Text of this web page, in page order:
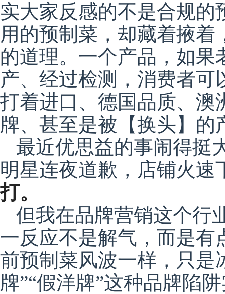
实大家反感的不是合规
用的预制菜，却藏着掖
的道理。一个产品，如
产、经过检测，消费者
打着进口、德国品质、澳
牌、甚至是被【换头】
最近优思益的事闹得挺
明星连夜道歉，店铺火速
打。
但我在品牌营销这个行
一反应不是解气，而是有
前预制菜风波一样，只是
牌”“假洋牌”这种品牌陷